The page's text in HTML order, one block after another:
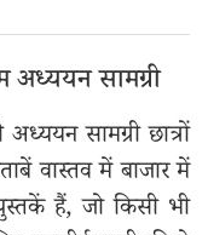
अध्ययन सामग्री
सामग्री छात्रों
वास्तव में बाजार में
हैं, जो किसी भी